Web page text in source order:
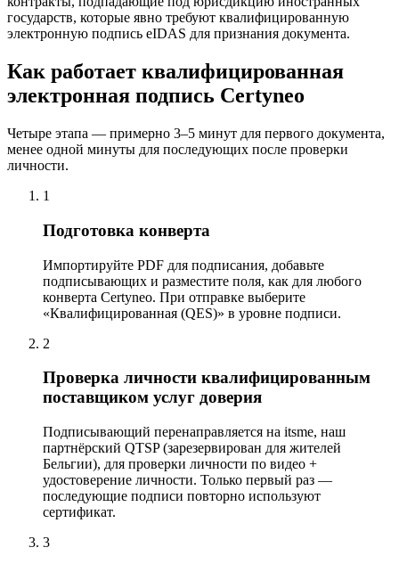
государств, которые явно требуют квалифицированную
электронную подпись eIDAS для признания документа.
Как работает квалифицированная
электронная подпись Certyneo
Четыре этапа — примерно 3–5 минут для первого документа,
менее одной минуты для последующих после проверки
личности.
1
Подготовка конверта
Импортируйте PDF для подписания, добавьте
подписывающих и разместите поля, как для любого
конверта Certyneo. При отправке выберите
«Квалифицированная (QES)» в уровне подписи.
2
Проверка личности квалифицированным
поставщиком услуг доверия
Подписывающий перенаправляется на itsme, наш
партнёрский QTSP (зарезервирован для жителей
Бельгии), для проверки личности по видео +
удостоверение личности. Только первый раз —
последующие подписи повторно используют
сертификат.
3